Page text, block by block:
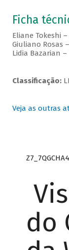
Ficha
Eliane Tokeshi
Giuliano Rosas
Lidia Bazarian
Classificação:
Veja as outras
do